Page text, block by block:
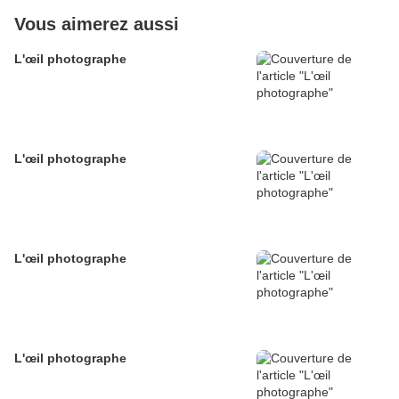
Vous aimerez aussi
L'œil photographe
L'œil photographe
L'œil photographe
L'œil photographe